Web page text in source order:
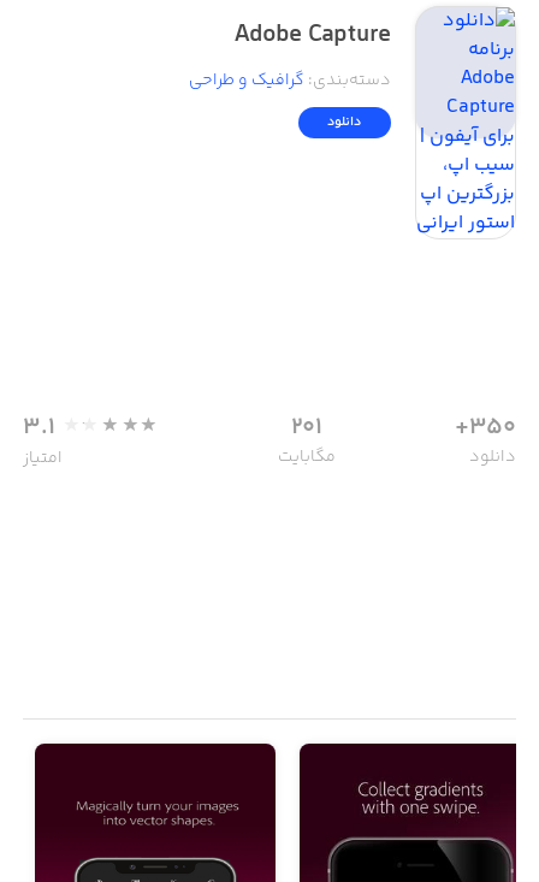
Adobe Capture
دسته‌بندی: گرافیک و طراحی
دانلود
350+
دانلود
201
مگابایت
3.1
امتیاز